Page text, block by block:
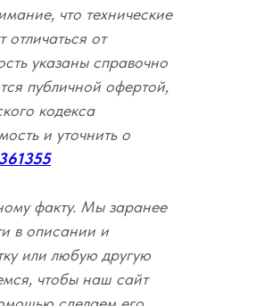
что технические
от
указаны справочно
публичной офертой,
кодекса
и уточнить о
факту. Мы заранее
в описании и
или любую другую
чтобы наш сайт